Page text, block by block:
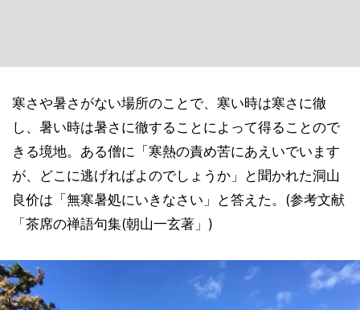
寒さや暑さがない場所のことで、寒い時は寒さに徹
し、暑い時は暑さに徹することによって得ることので
きる境地。ある僧に「寒熱の責め苦にあえいでいます
が、どこに逃げればよのでしょうか」と聞かれた洞山
良价は「無寒暑処にいきなさい」と答えた。(参考文献
「茶席の禅語句集(朝山一玄著」)